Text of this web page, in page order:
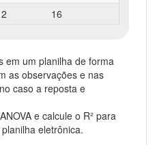
16
em um planilha de forma
as observações e nas
caso a reposta e
e calcule o R² para
eletrônica.